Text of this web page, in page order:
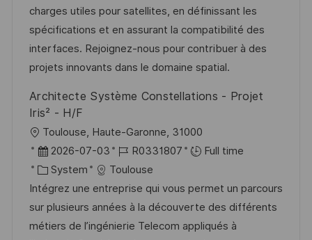
o
n
d
D
a
t
g
o
r
y
charges utiles pour satellites, en définissant les
spécifications et en assurant la compatibilité des
interfaces. Rejoignez-nous pour contribuer à des
projets innovants dans le domaine spatial.
Architecte Système Constellations - Projet
Iris² - H/F
L
o
c
a
t
i
Toulouse, Haute-Garonne, 31000
P
o
s
t
e
2026-07-03
J
o
b
I
d
R0331807
Full time
C
a
t
e
System
Toulouse
Intégrez une entreprise qui vous permet un parcours
sur plusieurs années à la découverte des différents
métiers de l’ingénierie Telecom appliqués à